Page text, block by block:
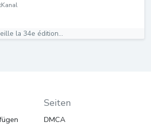
la 34e édition...
Seiten
DMCA